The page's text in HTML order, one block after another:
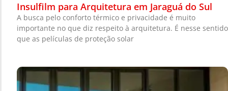
Insulfilm para Arquitetura em Jaraguá do Sul
A busca pelo conforto térmico e privacidade é muito
importante no que diz respeito à arquitetura. É nesse sentido
que as películas de proteção solar